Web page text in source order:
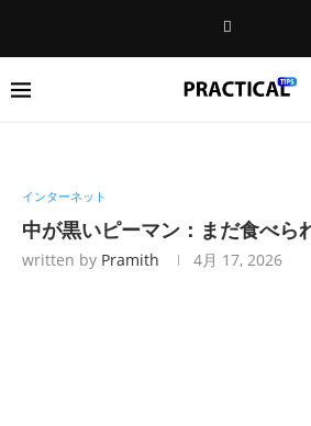
インターネット
中が黒いピーマン：まだ食べら
written by Pramith 4月 17, 2026